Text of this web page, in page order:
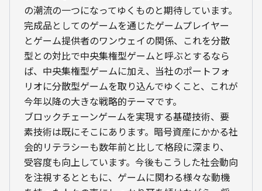
の潮流の一つになってゆくものと期待しています。
完成品としてのゲームを通じたゲームプレイヤー
とゲーム提供者のワンウェイの関係、これを分散
型との対比で中央集権型ゲームと呼ぶとするなら
ば、中央集権型ゲームに加え、当社のポートフォ
リオに分散型ゲームを取り込んでゆくこと、これが
今年以降の大きな戦略的テーマです。
ブロックチェーンゲームを実現する基礎技術、要
素技術は既にそこにあります。暗号資産にかかる社
会的リテラシーも数年前と比して格段に深まり、
受容度も向上しています。今後もこうした社会動向
を注視するとともに、ゲームに関わる様々な動機